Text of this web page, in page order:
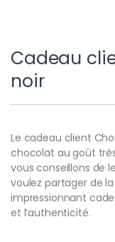
Cadeau
noir
Le cadeau client
chocolat au goût
vous conseillons de
voulez partager de
impressionnant
et l’authenticité.